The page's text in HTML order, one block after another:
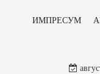
ИМПРЕСУМ